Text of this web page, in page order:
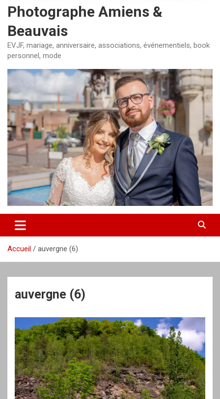
Photographe Amiens &
Beauvais
EVJF, mariage, anniversaire, associations, événementiels, book
personnel, mode
Accueil auvergne (6)
auvergne (6)